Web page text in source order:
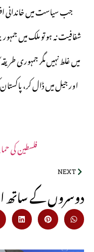
جب سیاست میں خاندانی
شفافیت نہ ہو تو ملک میں
میں غلط نہیں مگر جمہوری
اور جیل میں ڈال کر،
فلسطین کی
NEXT
:دوسروں کے